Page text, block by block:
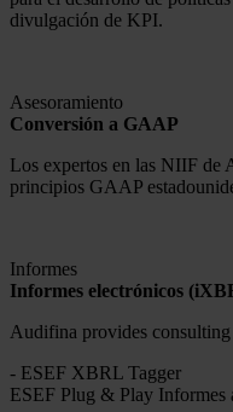
divulgación de KPI.
Asesoramiento
Conversión a GAAP
Los expertos en las NIIF de
principios GAAP
Informes
Informes electrónicos
Audifina provides
- ESEF XBRL Tagger
ESEF Plug & Play Informes